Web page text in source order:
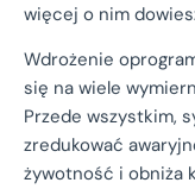
więcej o nim
Wdrożenie
się na wiele
Przede wszystkim,
zredukować
żywotność i obniża